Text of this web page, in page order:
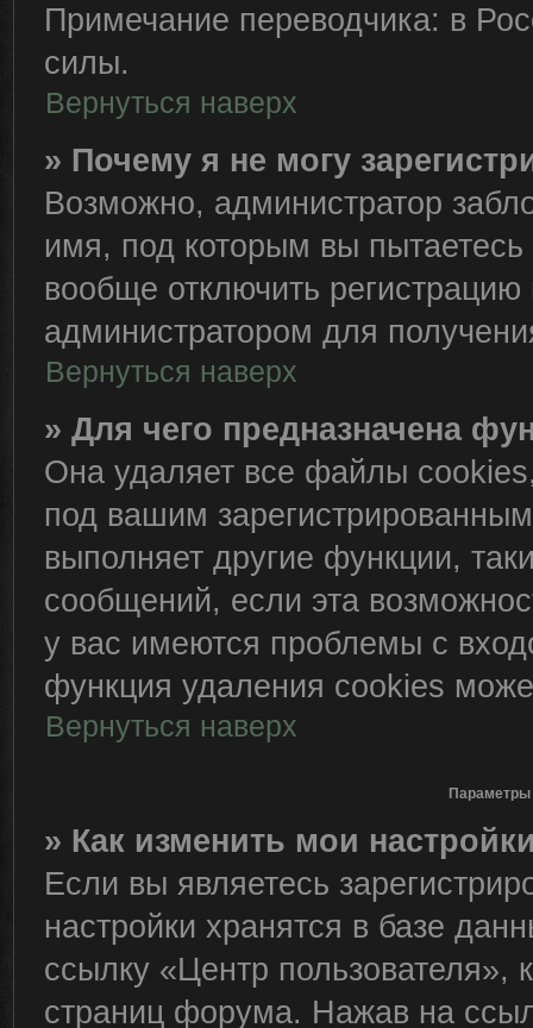
Примечание переводчика: в
силы.
Вернуться наверх
» Почему я не могу
Возможно, администратор
имя, под которым вы пытаетесь
вообще отключить
администратором для
Вернуться наверх
» Для чего предназначена
Она удаляет все файлы
под вашим
выполняет другие функции,
сообщений, если эта
у вас имеются проблемы с
функция удаления cookies
Вернуться наверх
Параметры
» Как изменить мои
Если вы являетесь
настройки хранятся в базе
ссылку «Центр пользователя»,
страниц форума. Нажав на